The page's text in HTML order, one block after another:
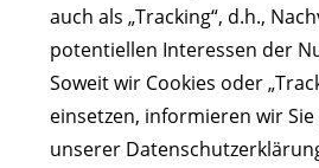
auch als „Tracking“, d.h.,
potentiellen Interessen der
Soweit wir Cookies oder
einsetzen, informieren wir
unserer